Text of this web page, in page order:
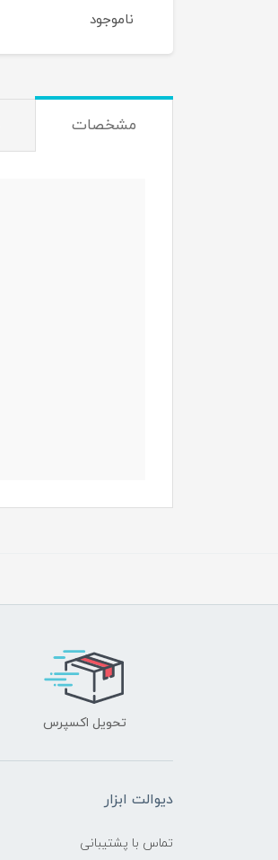
تست پائین صفحه
ناموجود
مشخصات
تحویل اکسپرس
دیوالت ابزار
تماس با پشتیبانی